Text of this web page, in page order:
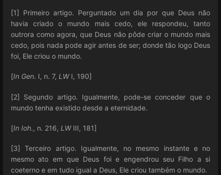
[1] Primeiro artigo. Perguntado um dia por que Deus não
havia criado o mundo mais cedo, ele respondeu, tanto
outrora como agora, que Deus não pôde criar o mundo mais
cedo, pois nada pode agir antes de ser; donde tão logo Deus
foi, Ele criou o mundo.
[In Gen. I, n. 7, LWI, 190]
[2] Segundo artigo. Igualmente, pode-se conceder que o
mundo tenha existido desde a eternidade.
[In Ioh., n. 216, LWIII, 181]
[3] Terceiro artigo. Igualmente, no mesmo instante e no
mesmo ato em que Deus foi e engendrou seu Filho a si
coeterno e em tudo igual a Deus, Ele criou também o mundo.